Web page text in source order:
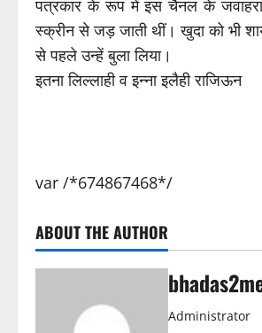
पत्रकार के रूप में इस चैनल के
स्क्रीन से जड़ जाती थीं। खुदा को भी
से पहले उन्हें बुला लिया।
इतना लिल्लाही व इन्ना इलैही राजिऊन
var /*674867468*/
ABOUT THE AUTHOR
Administrator